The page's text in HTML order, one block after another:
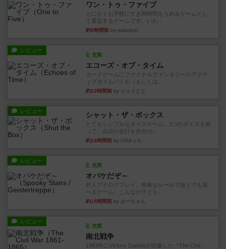
ワン・トゥ・ファイブ
とにかくお手軽にすき間時間をうめるゲームとし
て重宝するゲームです。いわ...
約9時間前 by nabekoh
レビュー
充実
エコーズ・オブ・タイム
カードゲームにファイナルファンタジーのアクテ
ィブタイムバトル（もしくは...
約13時間前 by ジェイとと
レビュー シャット・ザ・ボックス
とてもシンプルなダイスゲーム。2つのダイスを振
って、出目の合計を自分の...
約14時間前 by OSAっち
レビュー
充実
オバケだぞ～
対人アナログプレイ。簡単なルールで誰とでも遊
べるゲーム。こんなの子ども...
約15時間前 by おーちゃん
レビュー
充実
南北戦争
1983年にVictory Gamesが出版した『The Civil ...